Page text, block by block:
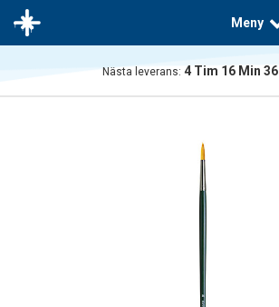
Meny
Nästa leverans: 4 Tim 16 Min 36